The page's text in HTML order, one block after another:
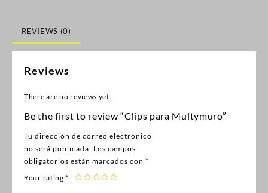
REVIEWS (0)
Reviews
There are no reviews yet.
Be the first to review “Clips para Multymuro”
Tu dirección de correo electrónico
no será publicada. Los campos
obligatorios están marcados con *
Your rating*